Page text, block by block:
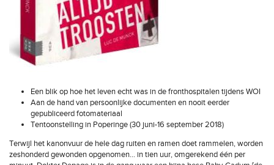
Een blik op hoe het leven echt was in de fronthospitalen tijdens WOI
Aan de hand van persoonlijke documenten en nooit eerder
gepubliceerd fotomateriaal
Tentoonstelling in Poperinge (30 juni-16 september 2018)
Terwijl het kanonvuur de hele dag ruiten en ramen doet rammelen, worden
zeshonderd gewonden opgenomen… in tien uur, omgerekend één per